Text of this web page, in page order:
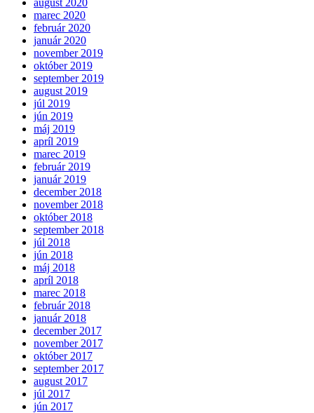
marec 2020
február 2020
január 2020
november 2019
október 2019
september 2019
august 2019
júl 2019
jún 2019
máj 2019
apríl 2019
marec 2019
február 2019
január 2019
december 2018
november 2018
október 2018
september 2018
júl 2018
jún 2018
máj 2018
apríl 2018
marec 2018
február 2018
január 2018
december 2017
november 2017
október 2017
september 2017
august 2017
júl 2017
jún 2017